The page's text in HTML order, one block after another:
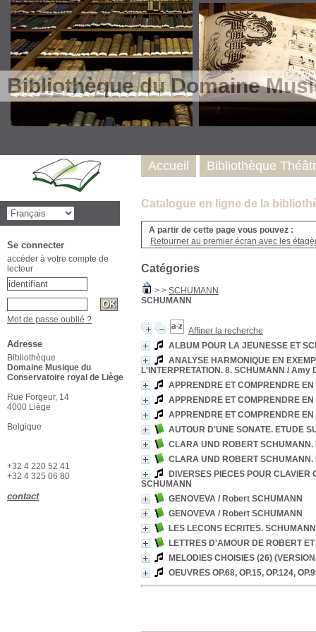
Bibliothèque du Domaine
Catalogue en ligne de la
A partir de cette page vous pouvez :
Retourner au premier écran avec les
Catégories
> > SCHUMANN
SCHUMANN
Affiner la recherche
ALBUM POUR LA JEUNESSE ET
ANALYSE HARMONIQUE EN
L'INTERPRETATION. 8. SCHUMANN / Amy
APPRENDRE ET COMPRENDRE
APPRENDRE ET COMPRENDRE
APPRENDRE ET COMPRENDRE
AUTOUR D'UNE SONATE. ETUDE
CLARA UND ROBERT
CLARA UND ROBERT
DIVERSES PIECES POUR CLAVIER
SCHUMANN
GENOVEVA / Robert SCHUMANN
GENOVEVA / Robert SCHUMANN
LES LECONS ECRITES.
LETTRES D'AMOUR DE ROBERT
MELODIES CHOISIES (26)
OEUVRES OP.68, OP.15, OP.124,
Accueil Bibliothèque
Se connecter
accéder à votre compte de
lecteur
Mot de passe oublié ?
Adresse
Bibliothèque
Domaine Musique du
Conservatoire royal de Liège
Rue Forgeur, 14
4000 Liège
Belgique
+32 4 220 52 41
+32 4 325 06 80
contact